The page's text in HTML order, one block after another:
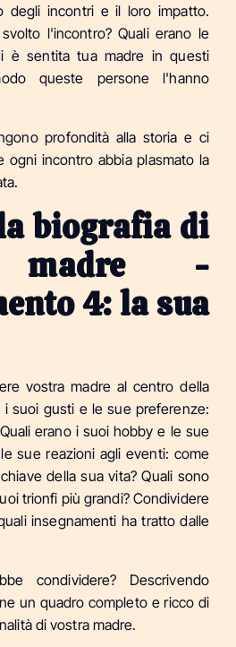
degli incontri e il loro impatto.
l'incontro? Quali erano le
è sentita tua madre in questi
queste persone l'hanno
profondità alla storia e ci
ogni incontro abbia plasmato la
biografia di
madre -
4: la sua
vostra madre al centro della
i suoi gusti e le sue preferenze:
erano i suoi hobby e le sue
sue reazioni agli eventi: come
della sua vita? Quali sono
trionfi più grandi? Condividere
insegnamenti ha tratto dalle
condividere? Descrivendo
un quadro completo e ricco di
di vostra madre.